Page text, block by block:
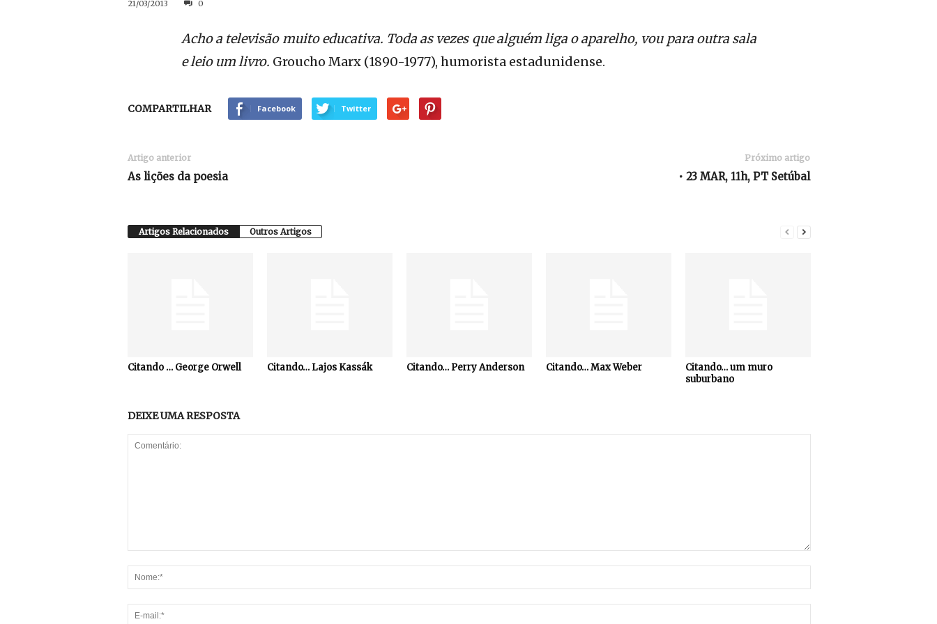
21/03/2013 0
Acho a televisão muito educativa. Toda as vezes que alguém liga o aparelho, vou para outra sala
e leio um livro. Groucho Marx (1890-1977), humorista estadunidense.
COMPARTILHAR Facebook Twitter
Artigo anterior
As lições da poesia
Próximo artigo
• 23 MAR, 11h, PT Setúbal
Artigos Relacionados Outros Artigos
Citando … George Orwell Citando… Lajos Kassák Citando… Perry Anderson Citando… Max Weber
Citando… um muro
suburbano
DEIXE UMA RESPOSTA